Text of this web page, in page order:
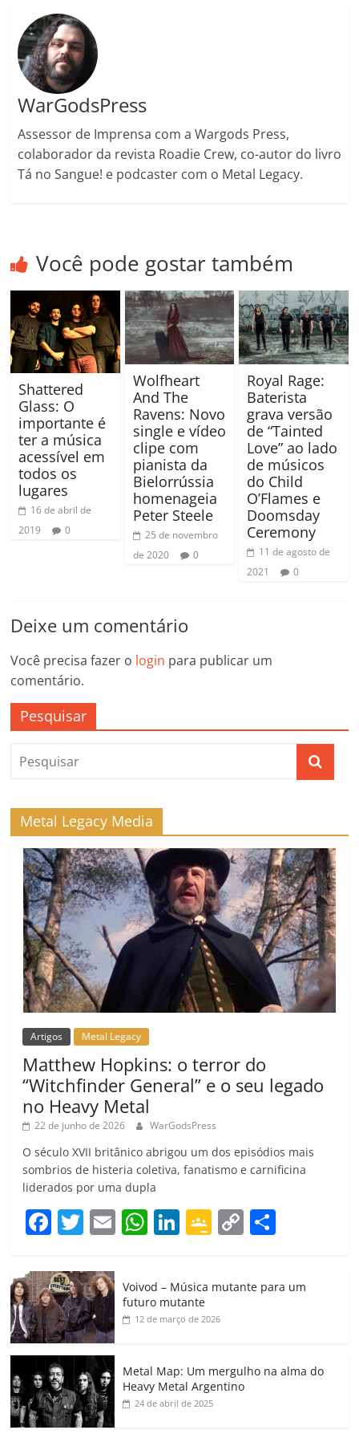
WarGodsPress
Assessor de Imprensa com a Wargods Press,
colaborador da revista Roadie Crew, co-autor do livro
Tá no Sangue! e podcaster com o Metal Legacy.
Você pode gostar também
Shattered
Glass: O
importante é
ter a música
acessível em
todos os
lugares
16 de abril de
2019
0
Wolfheart
And The
Ravens: Novo
single e vídeo
clipe com
pianista da
Bielorrússia
homenageia
Peter Steele
25 de novembro
de 2020
0
Royal Rage:
Baterista
grava versão
de “Tainted
Love” ao lado
de músicos
do Child
O’Flames e
Doomsday
Ceremony
11 de agosto de
2021
0
Deixe um comentário
Você precisa fazer o login para publicar um
comentário.
Pesquisar
Metal Legacy Media
Artigos Metal Legacy
Matthew Hopkins: o terror do
“Witchfinder General” e o seu legado
no Heavy Metal
22 de junho de 2026 WarGodsPress
O século XVII britânico abrigou um dos episódios mais
sombrios de histeria coletiva, fanatismo e carnificina
liderados por uma dupla
F
c
e
b
o
o
k
T
itt
er
E
ai
W
at
s
A
p
Li
k
e
dI
G
gl
e
a
ss
C
y
k
p
h
Voivod – Música mutante para um
futuro mutante
12 de março de 2026
Metal Map: Um mergulho na alma do
Heavy Metal Argentino
24 de abril de 2025